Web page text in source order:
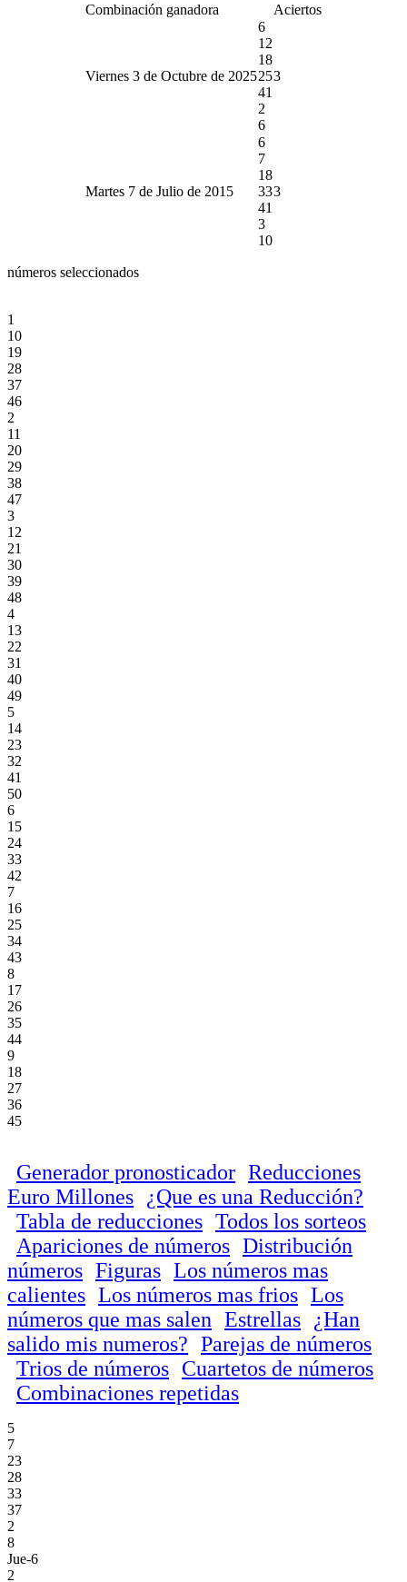
Combinación ganadora Aciertos
Viernes 3 de Octubre de 2025
6
12
18
25
41
2
6
3
Martes 7 de Julio de 2015
6
7
18
33
41
3
10
3
números seleccionados
1
10
19
28
37
46
2
11
20
29
38
47
3
12
21
30
39
48
4
13
22
31
40
49
5
14
23
32
41
50
6
15
24
33
42
7
16
25
34
43
8
17
26
35
44
9
18
27
36
45
Generador pronosticador Reducciones
Euro Millones
¿Que es una Reducción?
Tabla de reducciones Todos los sorteos
Apariciones de números Distribución
números Figuras Los números mas
calientes Los números mas frios Los
números que mas salen Estrellas
¿Han
salido mis numeros? Parejas de números
Trios de números Cuartetos de números
Combinaciones repetidas
5
7
23
28
33
37
2
8
Jue-6
2